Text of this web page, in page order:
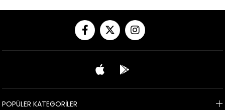
POPÜLER KATEGORİLER